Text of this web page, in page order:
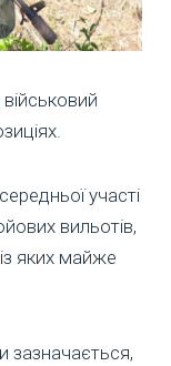
участі
вильотів,
яких майже
зазначається,